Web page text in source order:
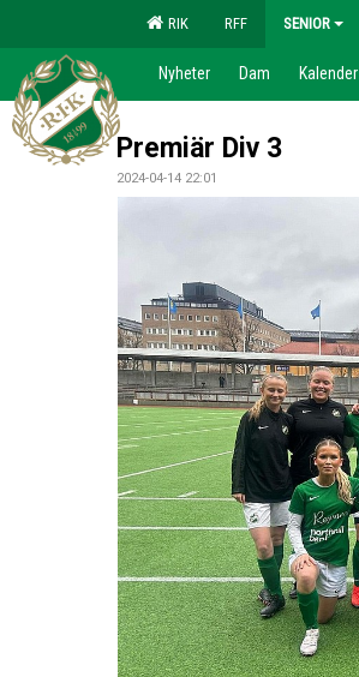
RIK RFF SENIOR
Nyheter Dam Kalender
Premiär Div 3
2024-04-14 22:01